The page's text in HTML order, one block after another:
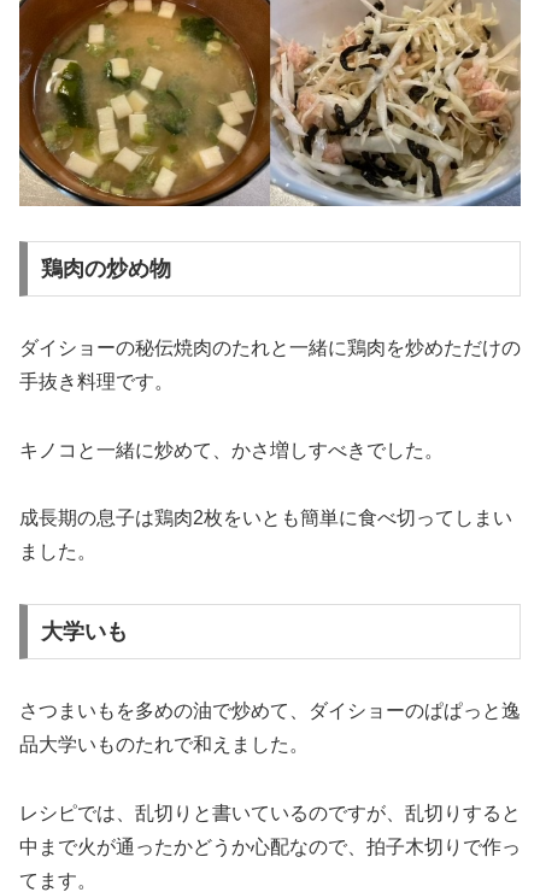
鶏肉の炒め物
ダイショーの秘伝焼肉のたれと一緒に鶏肉を炒めただけの
手抜き料理です。
キノコと一緒に炒めて、かさ増しすべきでした。
成長期の息子は鶏肉2枚をいとも簡単に食べ切ってしまい
ました。
大学いも
さつまいもを多めの油で炒めて、ダイショーのぱぱっと逸
品大学いものたれで和えました。
レシピでは、乱切りと書いているのですが、乱切りすると
中まで火が通ったかどうか心配なので、拍子木切りで作っ
てます。